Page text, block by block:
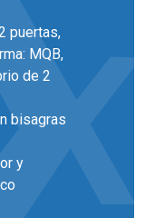
puertas,
MQB,
de 2
bisagras
y